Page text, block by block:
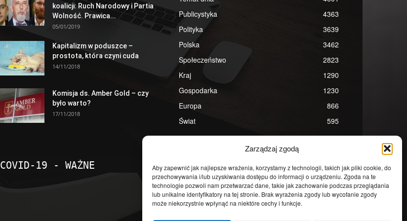
Zarządzaj zgodą
Aby zapewnić jak najlepsze wrażenia, korzystamy z technologii, takich jak pliki cookie, do
przechowywania i/lub uzyskiwania dostępu do informacji o urządzeniu. Zgoda na te
technologie pozwoli nam przetwarzać dane, takie jak zachowanie podczas przeglądania
lub unikalne identyfikatory na tej stronie. Brak wyrażenia zgody lub wycofanie zgody
może niekorzystnie wpłynąć na niektóre cechy i funkcje.
koalicji: Ruch Narodowy i Partia
Wolność. Prawica...
05/01/2019
Kapitalizm w poduszce –
prostota, która czyni cuda
14/11/2018
Komisja ds. Amber Gold – czy
było warto?
17/11/2018
COVID-19 - WAŻNE
Publicystyka
4363
Polityka
3639
Polska
3462
Społeczeństwo
2823
Kraj
1290
Gospodarka
1230
Europa
866
Świat
595